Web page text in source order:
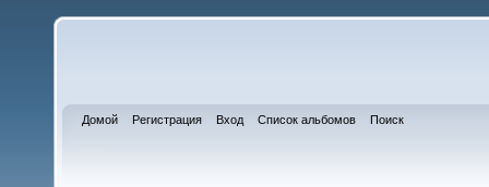
Домой Регистрация Вход Список альбомов Поиск